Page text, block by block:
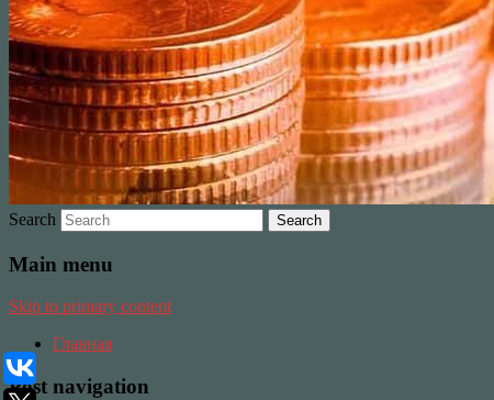
Search
Main menu
Skip to primary content
Главная
Post navigation